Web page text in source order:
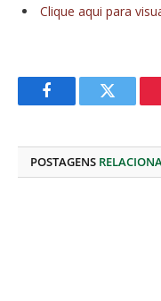
Clique aqui para
FacebookTwitter
POSTAGENS